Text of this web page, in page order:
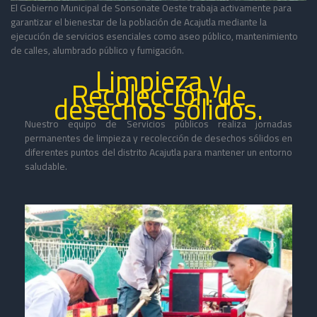
El Gobierno Municipal de Sonsonate Oeste trabaja activamente para
garantizar el bienestar de la población de Acajutla mediante la
ejecución de servicios esenciales como aseo público, mantenimiento
de calles, alumbrado público y fumigación.
Limpieza y
Recolección de
desechos sólidos.
Nuestro equipo de Servicios públicos realiza jornadas
permanentes de limpieza y recolección de desechos sólidos en
diferentes puntos del distrito Acajutla para mantener un entorno
saludable.